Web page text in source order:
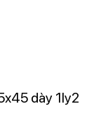
dày 1ly2